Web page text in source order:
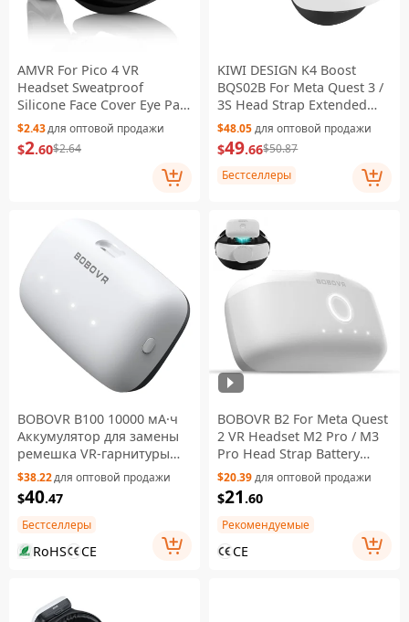
AMVR For Pico 4 VR
Headset Sweatproof
Silicone Face Cover Eye Pad
VR Glasses Accessories -
Black
$2.43для оптовой продажи
$2.60$2.64
KIWI DESIGN K4 Boost
BQS02B For Meta Quest 3 /
3S Head Strap Extended
Battery Comfort Headband
$48.05для оптовой продажи
$49.66$50.87
Бестселлеры
BOBOVR B100 10000 мА·ч
Аккумулятор для замены
ремешка VR-гарнитуры
BOBOVR S3 Pro, сменный
аккумулятор,
портативные аксессуары
$38.22для оптовой продажи
$40.47
Бестселлеры
RoHS CE
BOBOVR B2 For Meta Quest
2 VR Headset M2 Pro / M3
Pro Head Strap Battery
Pack 5200mAh
Replacement External
Battery
$20.39для оптовой продажи
$21 .60
Рекомендуемые
CE